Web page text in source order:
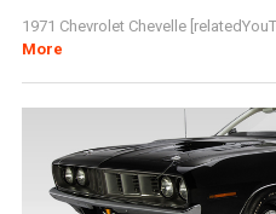
1971 Chevrolet Chevelle
More